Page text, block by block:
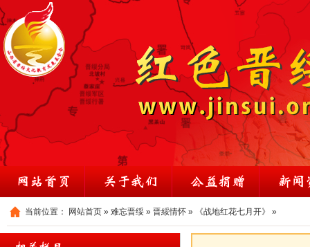
当前位置： 网站首页 » 难忘晋绥 » 晋綏情怀 » 《战地红花七月开》 »